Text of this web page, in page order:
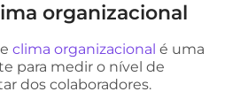
organizacional
clima organizacional é uma
para medir o nível de
dos colaboradores.